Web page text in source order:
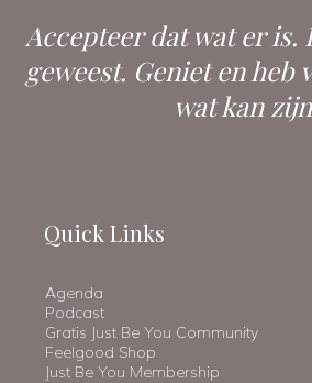
Accepteer dat wat er is.
geweest. Geniet en
wat kan
Quick Links
Agenda
Podcast
Gratis Just Be You Community
Feelgood Shop
Just Be You Membership